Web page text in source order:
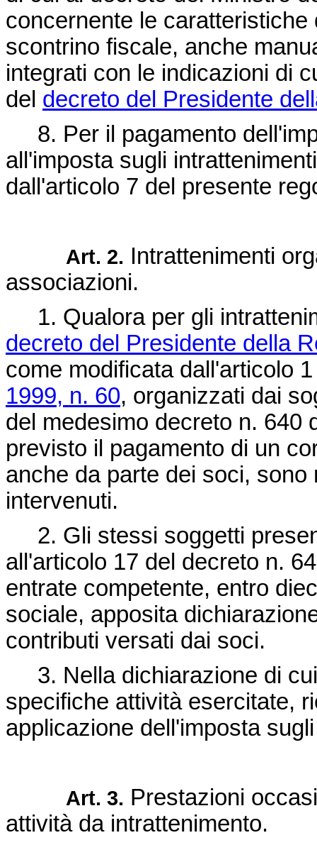
concernente le
scontrino fiscale, anche
integrati con le indicazioni di
del decreto del Presidente
8. Per il pagamento
all'imposta sugli
dall'articolo 7 del presente
Art. 2. Intrattenimenti
associazioni.
1. Qualora per gli
decreto del Presidente della
come modificata dall'articolo
1999, n. 60, organizzati dai
del medesimo decreto n. 640
previsto il pagamento di un
anche da parte dei soci,
intervenuti.
2. Gli stessi soggetti
all'articolo 17 del decreto n.
entrate competente, entro
sociale, apposita
contributi versati dai soci.
3. Nella dichiarazione di
specifiche attività esercitate,
applicazione dell'imposta
Art. 3. Prestazioni
attività da intrattenimento.